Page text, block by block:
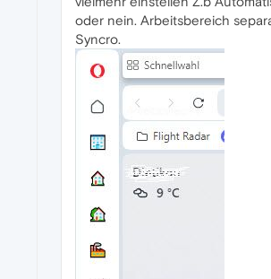
oder nein. Arbeitsbereich
Syncro.